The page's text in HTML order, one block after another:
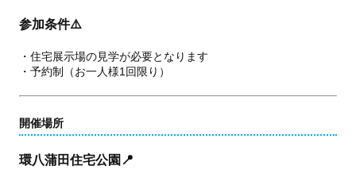
参加条件⚠️
・住宅展示場の見学が必要となります
・予約制（お一人様1回限り）
開催場所
環八蒲田住宅公園📍